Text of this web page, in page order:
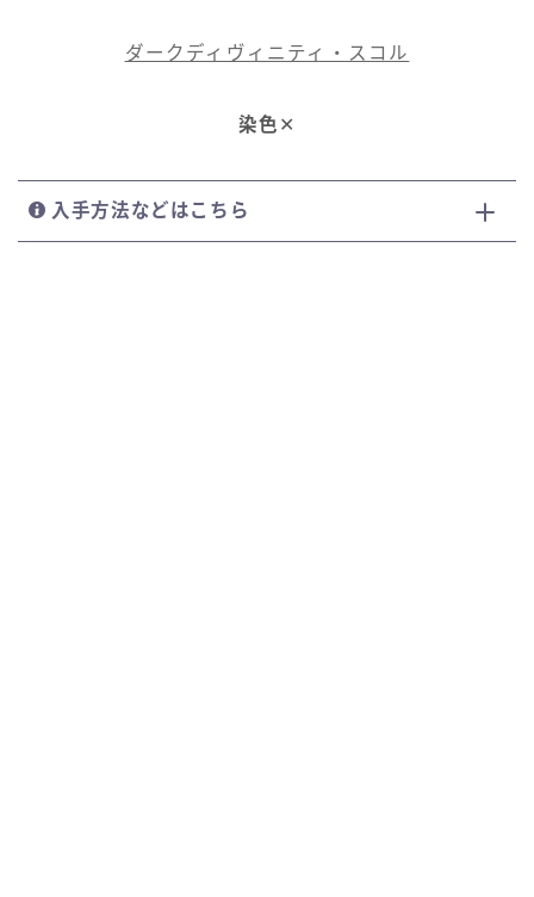
ダークディヴィニティ・スコル
染色 ✕
入手方法などはこちら